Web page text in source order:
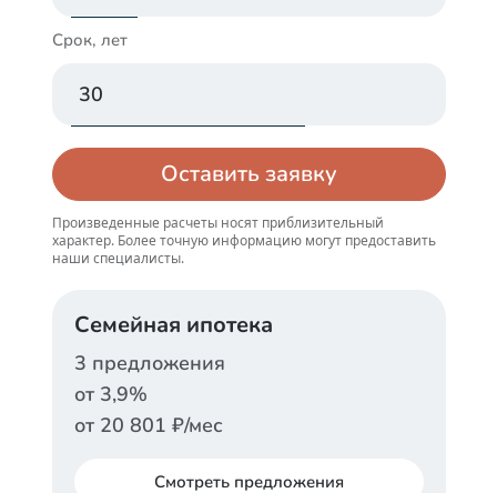
Срок, лет
Оставить заявку
Произведенные расчеты носят приблизительный
характер. Более точную информацию могут предоставить
наши специалисты.
Семейная ипотека
3 предложения
от 3,9%
от 20 801 ₽/мес
Смотретьпредложения